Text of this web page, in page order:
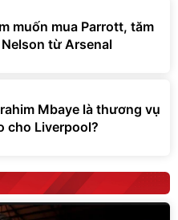
muốn mua Parrott, tăm
từ Arsenal
Mbaye là thương vụ
cho Liverpool?